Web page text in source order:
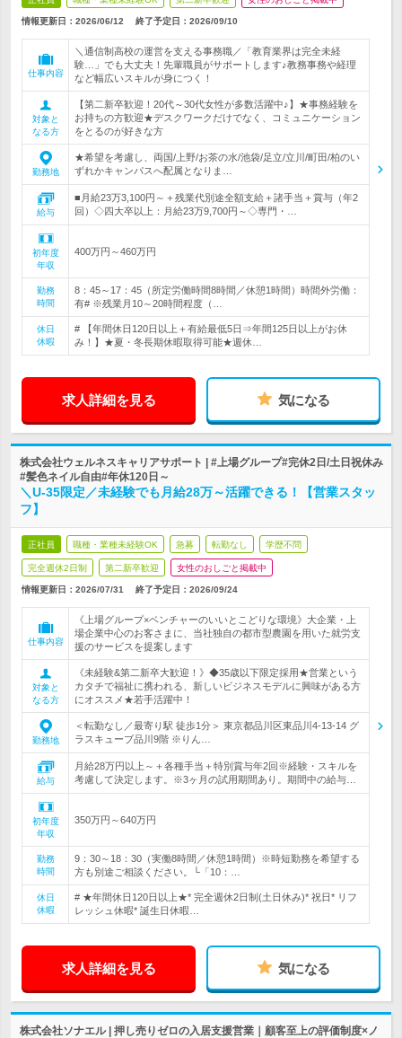
情報更新日：2026/06/12 終了予定日： 2026/09/10
仕事内容
＼通信制高校の運営を支える事務職／「教育業界は完全未経
験…」でも大丈夫！先輩職員がサポートします♪教務事務や経理
など幅広いスキルが身につく！
対象と
なる方
【第二新卒歓迎！20代～30代女性が多数活躍中♪】★事務経験を
お持ちの方歓迎★デスクワークだけでなく、コミュニケーション
をとるのが好きな方
勤務地
★希望を考慮し、両国/上野/お茶の水/池袋/足立/立川/町田/柏のい
ずれかキャンパスへ配属となりま…
給与
■月給23万3,100円～＋残業代別途全額支給＋諸手当＋賞与（年2
回）◇四大卒以上：月給23万9,700円～◇専門・…
初年度
年収
400万円～460万円
勤務
時間
8：45～17：45（所定労働時間8時間／休憩1時間）時間外労働：
有# ※残業月10～20時間程度（…
休日
休暇
# 【年間休日120日以上＋有給最低5日⇒年間125日以上がお休
み！】★夏・冬長期休暇取得可能★週休…
求人詳細を見る 気になる
株式会社ウェルネスキャリアサポート | #上場グループ#完休2日/土日祝休み
#髪色ネイル自由#年休120日～
＼U-35限定／未経験でも月給28万～活躍できる！【営業スタッ
フ】
正社員 職種・業種未経験OK 急募 転勤なし 学歴不問
完全週休2日制 第二新卒歓迎 女性のおしごと掲載中
情報更新日：2026/07/31 終了予定日： 2026/09/24
仕事内容
《上場グループ×ベンチャーのいいとこどりな環境》大企業・上
場企業中心のお客さまに、当社独自の都市型農園を用いた就労支
援のサービスを提案します
対象と
なる方
《未経験&第二新卒大歓迎！》◆35歳以下限定採用★営業という
カタチで福祉に携われる、新しいビジネスモデルに興味がある方
にオススメ★若手活躍中！
勤務地
＜転勤なし／最寄り駅 徒歩1分＞ 東京都品川区東品川4-13-14 グ
ラスキューブ品川9階 ※りん…
給与
月給28万円以上～＋各種手当＋特別賞与年2回※経験・スキルを
考慮して決定します。※3ヶ月の試用期間あり。期間中の給与…
初年度
年収
350万円～640万円
勤務
時間
9：30～18：30（実働8時間／休憩1時間）※時短勤務を希望する
方も別途ご相談ください。└「10：…
休日
休暇
# ★年間休日120日以上★* 完全週休2日制(土日休み)* 祝日* リフ
レッシュ休暇* 誕生日休暇…
求人詳細を見る 気になる
株式会社ソナエル | 押し売りゼロの入居支援営業｜顧客至上の評価制度×ノ